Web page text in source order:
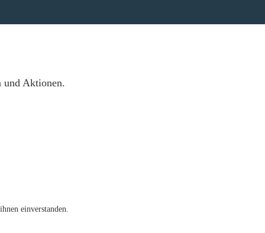
und Aktionen.
einverstanden.